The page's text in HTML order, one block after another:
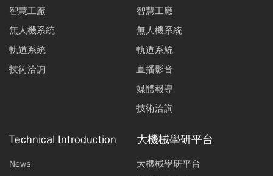
智慧工廠
無人機系統
軌道系統
技術洽詢
智慧工廠
無人機系統
軌道系統
直播影音
媒體報導
技術洽詢
Technical Introduction
News
大機械學研平台
大機械學研平台